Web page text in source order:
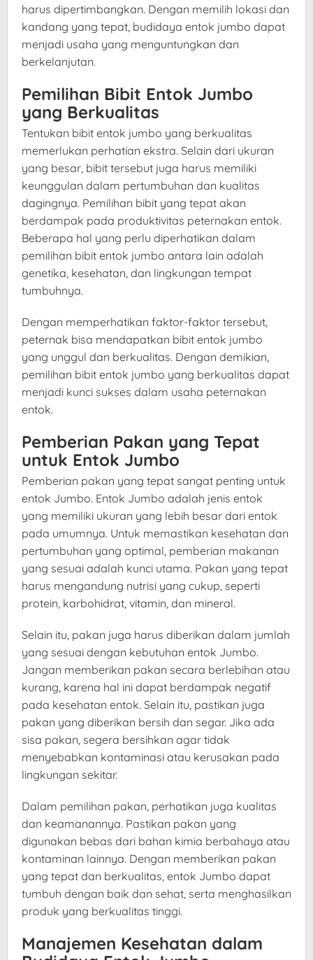
harus dipertimbangkan. Dengan memilih lokasi dan
kandang yang tepat, budidaya entok jumbo dapat
menjadi usaha yang menguntungkan dan
berkelanjutan.
Pemilihan Bibit Entok Jumbo
yang Berkualitas
Tentukan bibit entok jumbo yang berkualitas
memerlukan perhatian ekstra. Selain dari ukuran
yang besar, bibit tersebut juga harus memiliki
keunggulan dalam pertumbuhan dan kualitas
dagingnya. Pemilihan bibit yang tepat akan
berdampak pada produktivitas peternakan entok.
Beberapa hal yang perlu diperhatikan dalam
pemilihan bibit entok jumbo antara lain adalah
genetika, kesehatan, dan lingkungan tempat
tumbuhnya.
Dengan memperhatikan faktor-faktor tersebut,
peternak bisa mendapatkan bibit entok jumbo
yang unggul dan berkualitas. Dengan demikian,
pemilihan bibit entok jumbo yang berkualitas dapat
menjadi kunci sukses dalam usaha peternakan
entok.
Pemberian Pakan yang Tepat
untuk Entok Jumbo
Pemberian pakan yang tepat sangat penting untuk
entok Jumbo. Entok Jumbo adalah jenis entok
yang memiliki ukuran yang lebih besar dari entok
pada umumnya. Untuk memastikan kesehatan dan
pertumbuhan yang optimal, pemberian makanan
yang sesuai adalah kunci utama. Pakan yang tepat
harus mengandung nutrisi yang cukup, seperti
protein, karbohidrat, vitamin, dan mineral.
Selain itu, pakan juga harus diberikan dalam jumlah
yang sesuai dengan kebutuhan entok Jumbo.
Jangan memberikan pakan secara berlebihan atau
kurang, karena hal ini dapat berdampak negatif
pada kesehatan entok. Selain itu, pastikan juga
pakan yang diberikan bersih dan segar. Jika ada
sisa pakan, segera bersihkan agar tidak
menyebabkan kontaminasi atau kerusakan pada
lingkungan sekitar.
Dalam pemilihan pakan, perhatikan juga kualitas
dan keamanannya. Pastikan pakan yang
digunakan bebas dari bahan kimia berbahaya atau
kontaminan lainnya. Dengan memberikan pakan
yang tepat dan berkualitas, entok Jumbo dapat
tumbuh dengan baik dan sehat, serta menghasilkan
produk yang berkualitas tinggi.
Manajemen Kesehatan dalam